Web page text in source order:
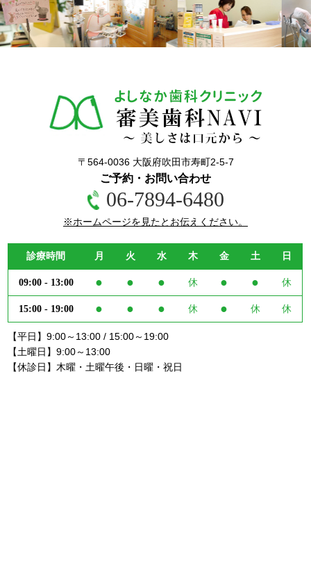
〒564-0036 大阪府吹田市寿町2-5-7
ご予約・お問い合わせ
06-7894-6480
※ホームページを見たとお伝えください。
診療時間 月 火 水 木 金 土 日
09:00 - 13:00 ● ● ● 休 ● ● 休
15:00 - 19:00 ● ● ● 休 ● 休 休
【平日】9:00～13:00 / 15:00～19:00
【土曜日】9:00～13:00
【休診日】木曜・土曜午後・日曜・祝日